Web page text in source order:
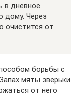
в дневное
дому. Через
очистится от
борьбы с
мяты зверьки
от него